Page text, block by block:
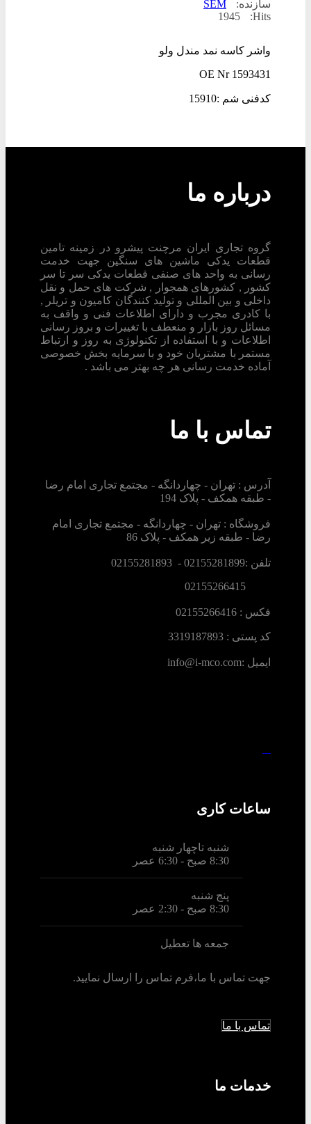
سازنده:
SEM
Hits:
1945
واشر کاسه نمد مندل ولو
OE Nr 1593431
کدفنی شم :15910
درباره ما
گروه تجاری ایران مرچنت پیشرو در زمینه تامین
قطعات یدکی ماشین های سنگین جهت خدمت
رسانی به واحد های صنفی قطعات یدکی سر تا سر
کشور , کشورهای همجوار , شرکت های حمل و نقل
داخلی و بین المللی و تولید کنندگان کامیون و تریلر ,
با کادری مجرب و دارای اطلاعات فنی و واقف به
مسائل روز بازار و منعطف با تغییرات و بروز رسانی
اطلاعات و با استفاده از تکنولوژی به روز و ارتباط
مستمر با مشتریان خود و با سرمایه بخش خصوصی
آماده خدمت رسانی هر چه بهتر می باشد .
تماس با ما
آدرس : تهران - چهاردانگه - مجتمع تجاری امام رضا
- طبقه همکف - پلاک 194
فروشگاه : تهران - چهاردانگه - مجتمع تجاری امام
رضا - طبقه زیر همکف - پلاک 86
تلفن :02155281899 - 02155281893
فکس :‌ 02155266416
کد پستی : 3319187893
ایمیل :‌info@i-mco.com
ساعات کاری
شنبه تاچهار شنبه
8:30 صبح - 6:30 عصر
پنج شنبه
8:30 صبح - 2:30 عصر
جمعه ها تعطیل
جهت تماس با ما،فرم تماس را ارسال نمایید.
تماس با ما
خدمات ما